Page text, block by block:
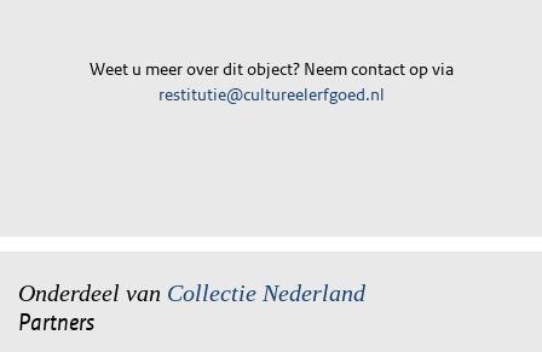
Weet u meer over dit object? Neem contact op via
restitutie@cultureelerfgoed.nl
Onderdeel van Collectie Nederland
Partners